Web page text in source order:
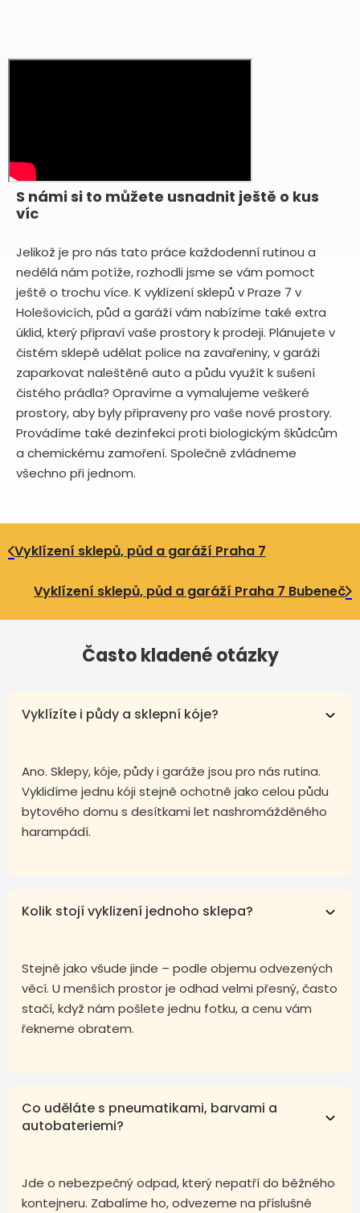
S námi si to můžete usnadnit ještě o kus
víc
Jelikož je pro nás tato práce každodenní rutinou a
nedělá nám potíže, rozhodli jsme se vám pomoct
ještě o trochu více. K vyklízení sklepů v Praze 7 v
Holešovicích, půd a garáží vám nabízíme také extra
úklid, který připraví vaše prostory k prodeji. Plánujete v
čistém sklepě udělat police na zavařeniny, v garáži
zaparkovat naleštěné auto a půdu využít k sušení
čistého prádla? Opravíme a vymalujeme veškeré
prostory, aby byly připraveny pro vaše nové prostory.
Provádíme také dezinfekci proti biologickým škůdcům
a chemickému zamoření. Společně zvládneme
všechno při jednom.
Vyklízení sklepů, půd a garáží Praha 7
Vyklízení sklepů, půd a garáží Praha 7 Bubeneč
Často kladené otázky
Vyklízíte i půdy a sklepní kóje?
Ano. Sklepy, kóje, půdy i garáže jsou pro nás rutina.
Vyklidíme jednu kóji stejně ochotně jako celou půdu
bytového domu s desítkami let nashromážděného
harampádí.
Kolik stojí vyklizení jednoho sklepa?
Stejně jako všude jinde – podle objemu odvezených
věcí. U menších prostor je odhad velmi přesný, často
stačí, když nám pošlete jednu fotku, a cenu vám
řekneme obratem.
Co uděláte s pneumatikami, barvami a
autobateriemi?
Jde o nebezpečný odpad, který nepatří do běžného
kontejneru. Zabalíme ho, odvezeme na příslušné